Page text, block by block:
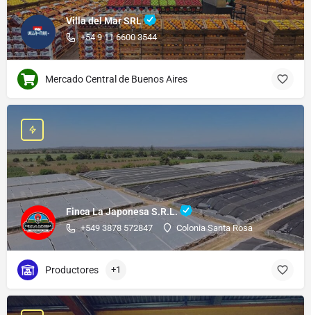
Villa del Mar SRL
+54 9 11 6600 3544
Mercado Central de Buenos Aires
Finca La Japonesa S.R.L.
+549 3878 572847 Colonia Santa Rosa
Productores +1